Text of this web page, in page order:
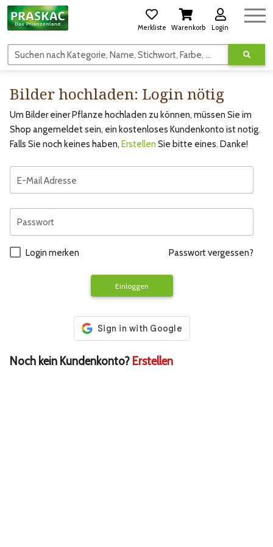
Merkliste Warenkorb Login
Suchen nach Kategorie, Name, Stichwort, Farbe, usw.
Bilder hochladen: Login nötig
Um Bilder einer Pflanze hochladen zu können, müssen Sie im
Shop angemeldet sein, ein kostenloses Kundenkonto ist notig.
Falls Sie noch keines haben, Erstellen Sie bitte eines. Danke!
E-Mail Adresse
Passwort
Login merken Passwort vergessen?
Einloggen
Noch kein Kundenkonto? Erstellen